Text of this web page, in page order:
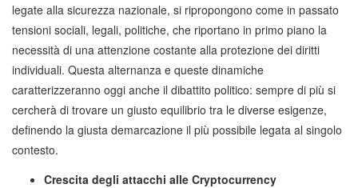
legate alla sicurezza nazionale, si ripropongono come in passato
tensioni sociali, legali, politiche, che riportano in primo piano la
necessità di una attenzione costante alla protezione dei diritti
individuali. Questa alternanza e queste dinamiche
caratterizzeranno oggi anche il dibattito politico: sempre di più si
cercherà di trovare un giusto equilibrio tra le diverse esigenze,
definendo la giusta demarcazione il più possibile legata al singolo
contesto.
Crescita degli attacchi alle Cryptocurrency